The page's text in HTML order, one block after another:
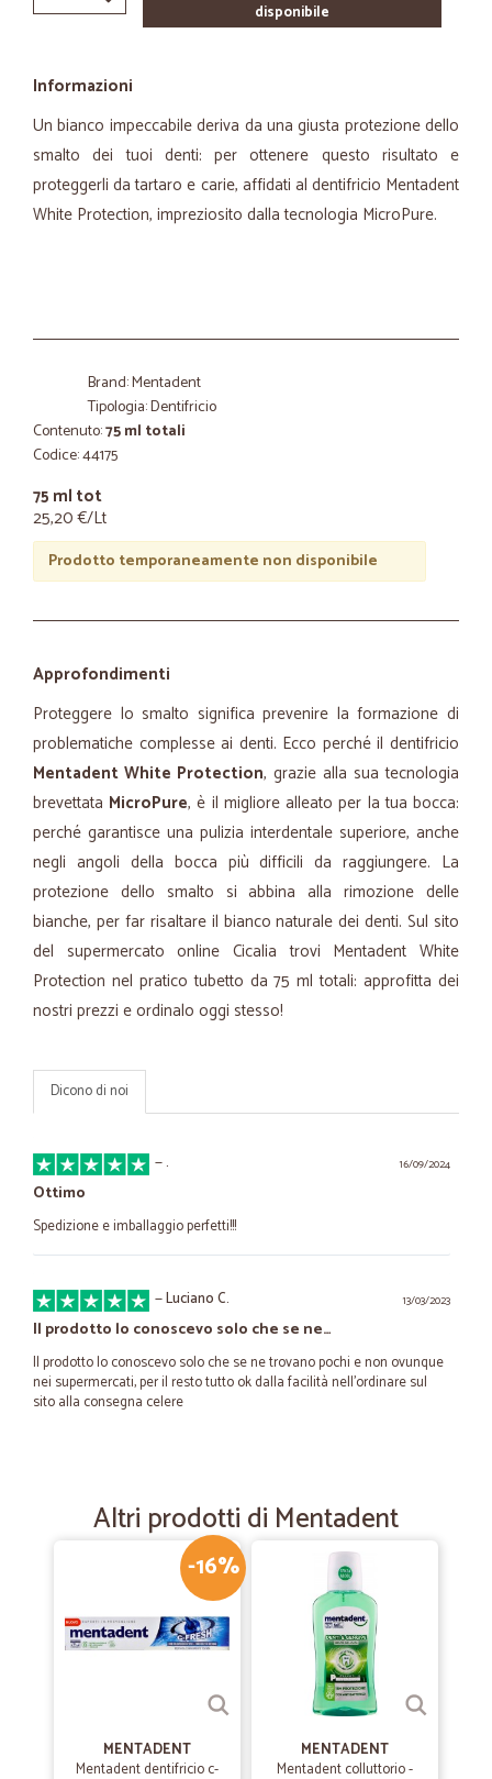
disponibile
Informazioni
Un bianco impeccabile deriva da una giusta protezione dello
smalto dei tuoi denti: per ottenere questo risultato e
proteggerli da tartaro e carie, affidati al dentifricio Mentadent
White Protection, impreziosito dalla tecnologia MicroPure.
Brand: Mentadent
Tipologia: Dentifricio
Contenuto:75 ml totali
Codice: 44175
75 ml tot
25,20 €/Lt
Prodotto temporaneamente non disponibile
Approfondimenti
Proteggere lo smalto significa prevenire la formazione di
problematiche complesse ai denti. Ecco perché il dentifricio
Mentadent White Protection, grazie alla sua tecnologia
brevettata MicroPure, è il migliore alleato per la tua bocca:
perché garantisce una pulizia interdentale superiore, anche
negli angoli della bocca più difficili da raggiungere. La
protezione dello smalto si abbina alla rimozione delle
bianche, per far risaltare il bianco naturale dei denti. Sul sito
del supermercato online Cicalia trovi Mentadent White
Protection nel pratico tubetto da 75 ml totali: approfitta dei
nostri prezzi e ordinalo oggi stesso!
Dicono di noi
16/09/2024
—.
Ottimo
Spedizione e imballaggio perfetti!!!
13/03/2023
—Luciano C.
Il prodotto lo conoscevo solo che se ne…
Il prodotto lo conoscevo solo che se ne trovano pochi e non ovunque
nei supermercati, per il resto tutto ok dalla facilità nell'ordinare sul
sito alla consegna celere
Mi trovo bene,a parte che una volta ho…
Mi trovo bene,a parte che una volta ho preso dei tramezzini e due
erano muffi,ma per il resto nulla da dire,siete super
—Trustpilot
17/03/2021
—.
Altri prodotti di Mentadent
-16%
MENTADENT
Mentadent dentifricio c-
MENTADENT
Mentadent colluttorio -